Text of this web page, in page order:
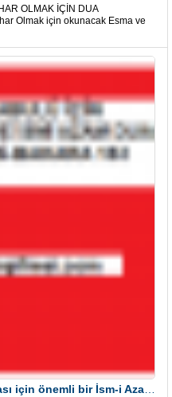
OLMAK İÇİN DUA
Olmak için okunacak Esma ve